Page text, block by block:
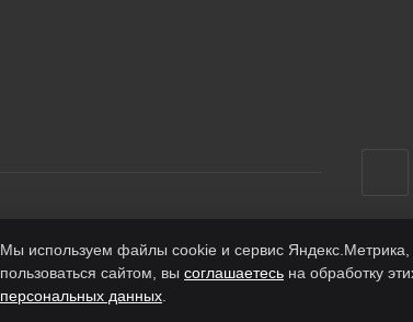
Мы используем файлы cookie и сервис
пользоваться сайтом, вы соглашаетесь на обработку
персональных данных